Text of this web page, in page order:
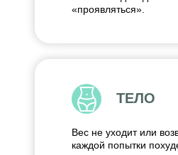
Результат после